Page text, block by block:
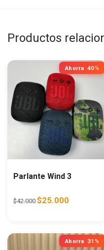
Productos
Ahorra 40%
Parlante Wind 3
$42.000 Original price was:
$25.000
Ahorra 31%